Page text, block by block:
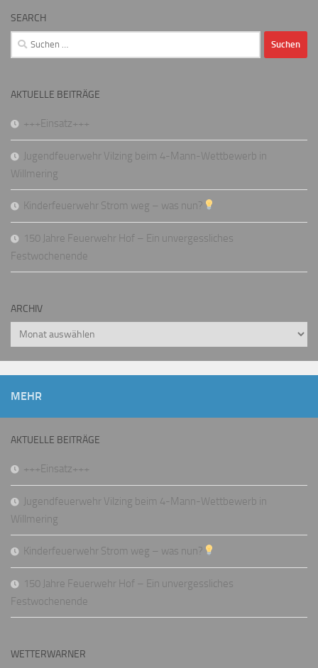
SEARCH
Suchen
nach:
AKTUELLE BEITRÄGE
+++Einsatz+++
Jugendfeuerwehr Vilzing beim 4-Mann-Wettbewerb in
Willmering
Kinderfeuerwehr Strom weg – was nun?
150 Jahre Feuerwehr Hof – Ein unvergessliches
Festwochenende
ARCHIV
Archiv
MEHR
AKTUELLE BEITRÄGE
+++Einsatz+++
Jugendfeuerwehr Vilzing beim 4-Mann-Wettbewerb in
Willmering
Kinderfeuerwehr Strom weg – was nun?
150 Jahre Feuerwehr Hof – Ein unvergessliches
Festwochenende
WETTERWARNER